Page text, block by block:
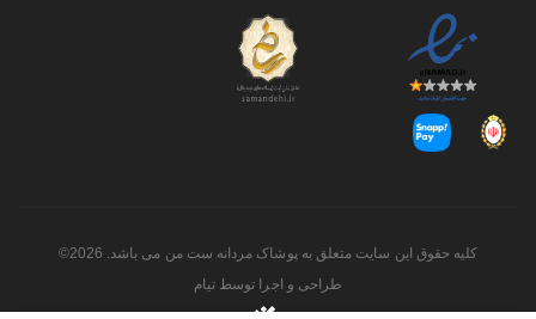
کلیه حقوق این سایت متعلق به پوشاک مردانه ست من می باشد. 2026©
طراحی و اجرا توسط تیام